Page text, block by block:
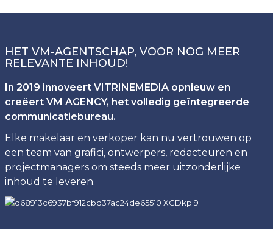
HET VM-AGENTSCHAP, VOOR NOG MEER
RELEVANTE INHOUD!
In 2019 innoveert VITRINEMEDIA opnieuw en
creëert VM AGENCY, het volledig geïntegreerde
communicatiebureau.
Elke makelaar en verkoper kan nu vertrouwen op
een team van grafici, ontwerpers, redacteuren en
projectmanagers om steeds meer uitzonderlijke
inhoud te leveren.